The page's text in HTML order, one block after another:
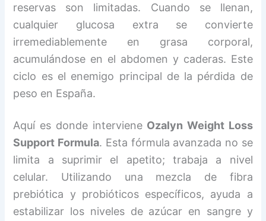
reservas son limitadas. Cuando se llenan,
cualquier glucosa extra se convierte
irremediablemente en grasa corporal,
acumulándose en el abdomen y caderas. Este
ciclo es el enemigo principal de la pérdida de
peso en España.
Aquí es donde interviene Ozalyn Weight Loss
Support Formula. Esta fórmula avanzada no se
limita a suprimir el apetito; trabaja a nivel
celular. Utilizando una mezcla de fibra
prebiótica y probióticos específicos, ayuda a
estabilizar los niveles de azúcar en sangre y